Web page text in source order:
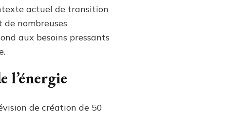
actuel de transition
nombreuses
aux besoins pressants
l’énergie
de création de 50